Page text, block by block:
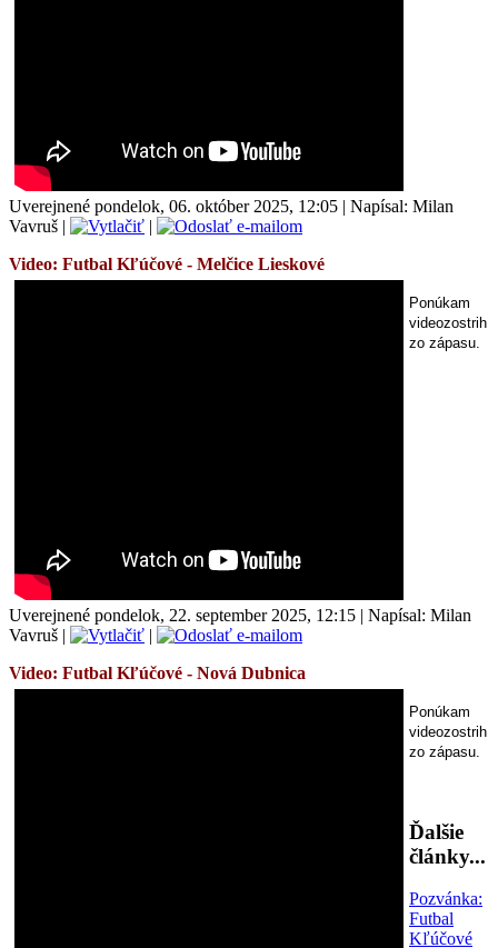
Uverejnené pondelok, 06. október 2025, 12:05 | Napísal: Milan
Vavruš |
|
Video: Futbal Kľúčové - Melčice Lieskové
Ponúkam
videozostrih
zo zápasu.
Uverejnené pondelok, 22. september 2025, 12:15 | Napísal: Milan
Vavruš |
|
Video: Futbal Kľúčové - Nová Dubnica
Ponúkam
videozostrih
zo zápasu.
Ďalšie
články...
Pozvánka:
Futbal
Kľúčové